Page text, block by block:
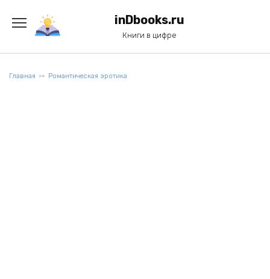
содержанию
inDbooks.ru
Книги в цифре
Главная Романтическая эротика